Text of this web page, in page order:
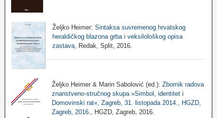
Željko Heimer: Sintaksa suvremenog hrvatskog
heraldičkog blazona grba i veksilološkog opisa
zastava, Redak, Split, 2016.
Željko Heimer & Marin Sabolović (ed.): Zbornik radova
znanstveno-stručnog skupa »Simbol, identitet i
Domovinski rat«, Zagreb, 31. listopada 2014., HGZD,
Zagreb, 2016.
, HGZD, Zagreb, 2016.